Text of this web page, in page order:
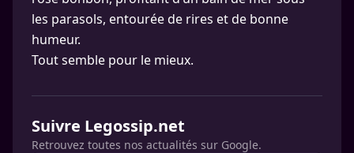
les parasols, entourée de rires et de bonne
humeur.
Tout semble pour le mieux.
Suivre Legossip.net
Retrouvez toutes nos actualités sur Google.